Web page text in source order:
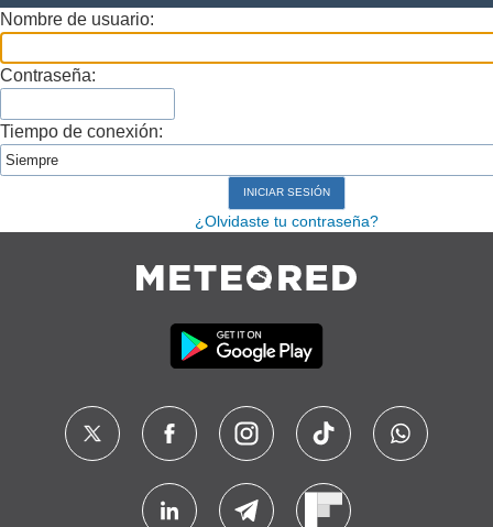
Nombre de usuario:
Contraseña:
Tiempo de conexión:
¿Olvidaste tu contraseña?